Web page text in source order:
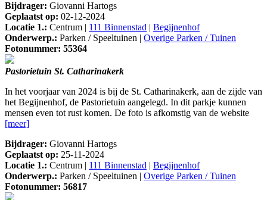
Bijdrager: Giovanni Hartogs
Geplaatst op: 02-12-2024
Locatie 1.: Centrum | 111 Binnenstad | Begijnenhof
Onderwerp.: Parken / Speeltuinen | Overige Parken / Tuinen
Fotonummer: 55364
Pastorietuin St. Catharinakerk
In het voorjaar van 2024 is bij de St. Catharinakerk, aan de zijde van
het Begijnenhof, de Pastorietuin aangelegd. In dit parkje kunnen
mensen even tot rust komen. De foto is afkomstig van de website
[meer]
Bijdrager: Giovanni Hartogs
Geplaatst op: 25-11-2024
Locatie 1.: Centrum | 111 Binnenstad | Begijnenhof
Onderwerp.: Parken / Speeltuinen | Overige Parken / Tuinen
Fotonummer: 56817